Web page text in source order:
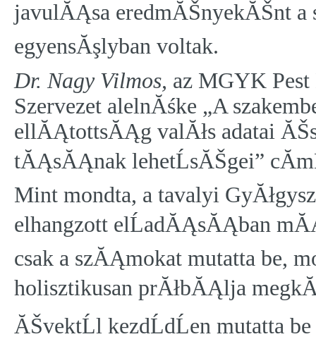
javulĂĄsa eredmĂŠnyekĂŠnt
egyensĂşlyban voltak.
Dr. Nagy Vilmos, az MGYK
Szervezet alelnĂśke „A
ellĂĄtottsĂĄg valĂłs adatai
tĂĄsĂĄnak lehetĹsĂŠgei”
Mint mondta, a tavalyi
elhangzott elĹadĂĄsĂĄban
csak a szĂĄmokat mutatta be,
holisztikusan prĂłbĂĄlja
ĂŠvektĹl kezdĹdĹen mutatta